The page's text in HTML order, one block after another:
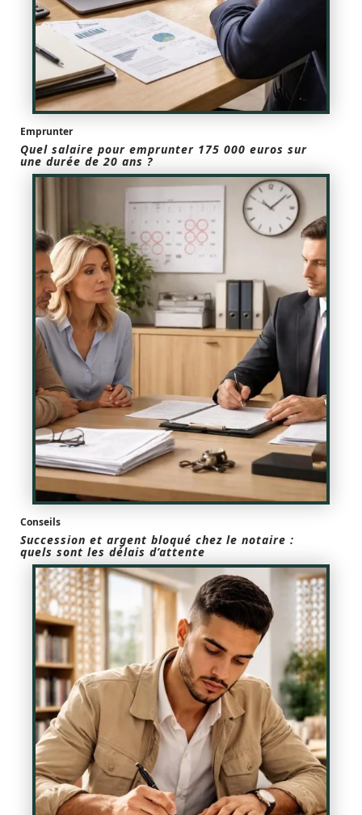
Emprunter
Quel salaire pour emprunter 175 000 euros sur
une durée de 20 ans ?
Conseils
Succession et argent bloqué chez le notaire :
quels sont les délais d’attente